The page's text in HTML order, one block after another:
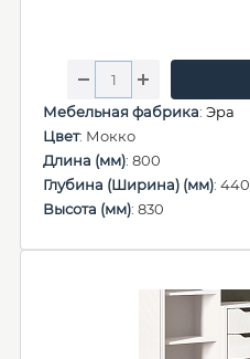
Мебельная фабрика: Эра
Цвет: Мокко
Длина (мм): 800
Глубина (Ширина) (мм): 440
Высота (мм): 830